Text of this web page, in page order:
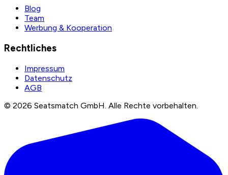
Blog
Team
Werbung & Kooperation
Rechtliches
Impressum
Datenschutz
AGB
© 2026 Seatsmatch GmbH. Alle Rechte vorbehalten.